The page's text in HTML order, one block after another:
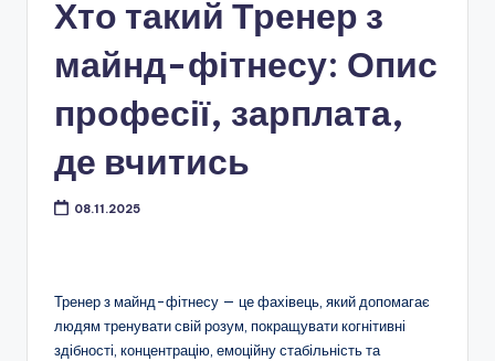
Хто такий Тренер з
майнд-фітнесу: Опис
професії, зарплата,
де вчитись
08.11.2025
Тренер з майнд-фітнесу — це фахівець, який допомагає
людям тренувати свій розум, покращувати когнітивні
здібності, концентрацію, емоційну стабільність та